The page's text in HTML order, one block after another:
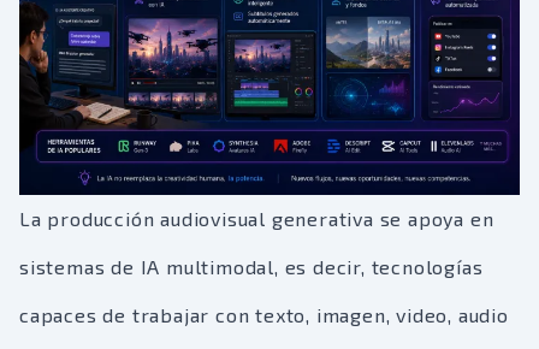
La producción audiovisual generativa se apoya en
sistemas de IA multimodal, es decir, tecnologías
capaces de trabajar con texto, imagen, video, audio